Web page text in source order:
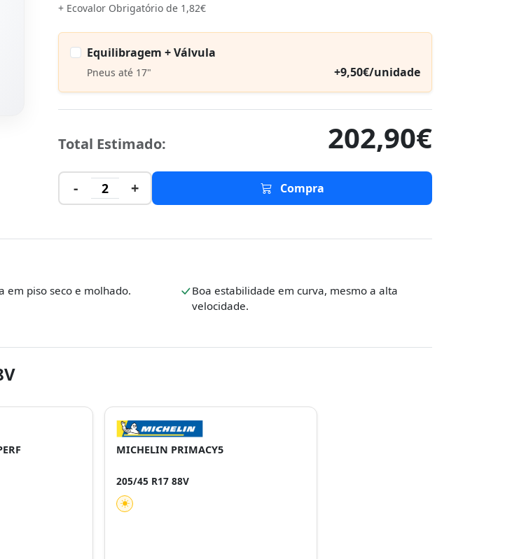
+ Ecovalor Obrigatório de 1,82€
Equilibragem + Válvula
Pneus até 17" +9,50€/unidade
Total Estimado: 202,90€
- 2 + Compra
em piso seco e molhado.
Boa estabilidade em curva, mesmo a alta
velocidade.
MICHELIN PRIMACY5
205/45 R17 88V